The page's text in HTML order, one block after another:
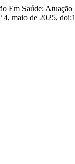
Em Saúde:
4, maio de 2025,